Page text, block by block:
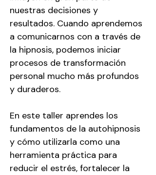
nuestras decisiones y
resultados. Cuando aprendemos
a comunicarnos con a través de
la hipnosis, podemos iniciar
procesos de transformación
personal mucho más profundos
y duraderos.
En este taller aprendes los
fundamentos de la autohipnosis
y cómo utilizarla como una
herramienta práctica para
reducir el estrés, fortalecer la